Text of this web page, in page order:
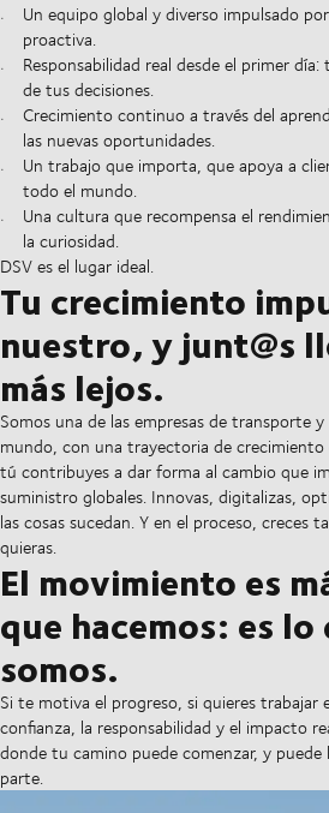
Un equipo global y diverso impulsado
proactiva.
Responsabilidad real desde el primer día:
de tus decisiones.
Crecimiento continuo a través del
las nuevas oportunidades.
Un trabajo que importa, que apoya a
todo el mundo.
Una cultura que recompensa el
la curiosidad.
DSV es el lugar ideal.
Tu crecimiento
nuestro, y junt@s
más lejos.
Somos una de las empresas de transporte
mundo, con una trayectoria de
tú contribuyes a dar forma al cambio que
suministro globales. Innovas, digitalizas,
las cosas sucedan. Y en el proceso, creces
quieras.
El movimiento es
que hacemos: es lo
somos.
Si te motiva el progreso, si quieres trabajar
confianza, la responsabilidad y el impacto
donde tu camino puede comenzar, y puede
parte.